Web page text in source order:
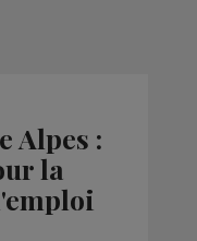
Alpes :
la